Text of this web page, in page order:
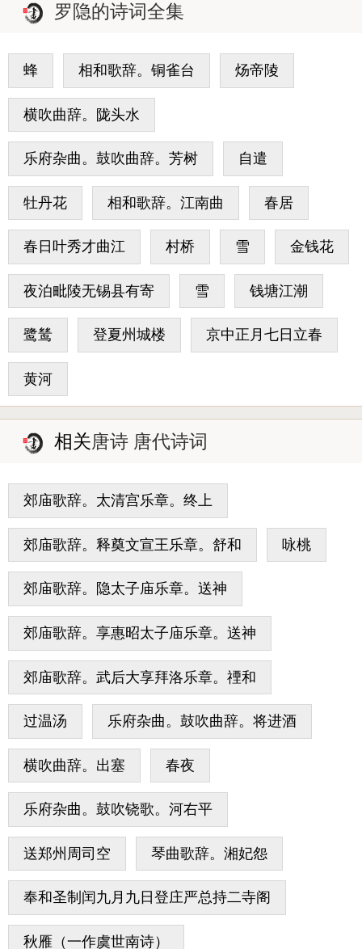
罗隐的诗词全集
蜂 相和歌辞。铜雀台 炀帝陵
横吹曲辞。陇头水
乐府杂曲。鼓吹曲辞。芳树 自遣
牡丹花 相和歌辞。江南曲 春居
春日叶秀才曲江 村桥 雪 金钱花
夜泊毗陵无锡县有寄 雪 钱塘江潮
鹭鸶 登夏州城楼 京中正月七日立春
黄河
相关唐诗 唐代诗词
郊庙歌辞。太清宫乐章。终上
郊庙歌辞。释奠文宣王乐章。舒和 咏桃
郊庙歌辞。隐太子庙乐章。送神
郊庙歌辞。享惠昭太子庙乐章。送神
郊庙歌辞。武后大享拜洛乐章。禋和
过温汤 乐府杂曲。鼓吹曲辞。将进酒
横吹曲辞。出塞 春夜
乐府杂曲。鼓吹铙歌。河右平
送郑州周司空 琴曲歌辞。湘妃怨
奉和圣制闰九月九日登庄严总持二寺阁
秋雁（一作虞世南诗）